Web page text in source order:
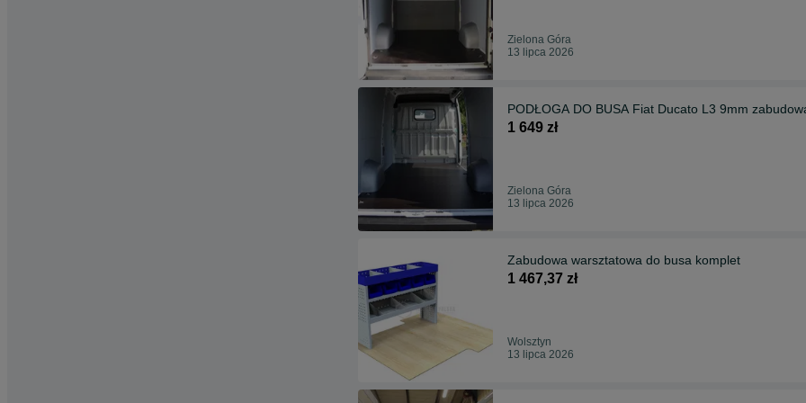
Zielona Góra
13 lipca 2026
PODŁOGA DO BUSA Fiat Ducato L3 9mm
1 649 zł
Zielona Góra
13 lipca 2026
Zabudowa warsztatowa do busa komplet
1 467,37 zł
Wolsztyn
13 lipca 2026